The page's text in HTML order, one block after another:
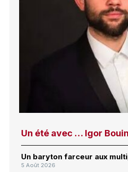
Un été avec … Igor Bouin
Un baryton farceur aux
5 Août 2026